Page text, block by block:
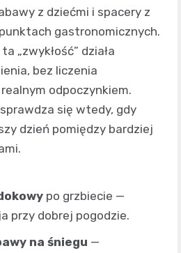
z dziećmi i spacery z
gastronomicznych.
„zwykłość” działa
bez liczenia
odpoczynkiem.
się wtedy, gdy
dzień pomiędzy bardziej
po grzbiecie —
przy dobrej pogodzie.
na śniegu —